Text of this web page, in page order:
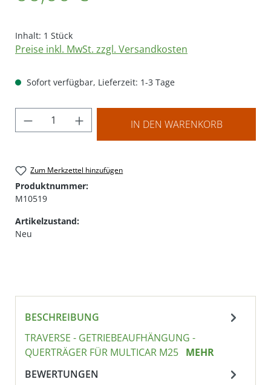
Inhalt: 1 Stück
Preise inkl. MwSt. zzgl. Versandkosten
Sofort verfügbar, Lieferzeit: 1-3 Tage
Produkt Anzahl: Gib den gewünschten
IN DEN WARENKORB
Zum Merkzettel hinzufügen
Produktnummer:
M10519
Artikelzustand:
Neu
BESCHREIBUNG
TRAVERSE - GETRIEBEAUFHÄNGUNG -
QUERTRÄGER FÜR MULTICAR M25 MEHR
BEWERTUNGEN